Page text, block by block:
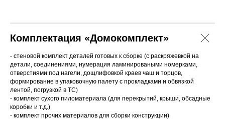
Комплектация «Домокомплект»
- стеновой комплект деталей готовых к сборке (с раскряжевкой на
детали, соединениями, нумерация ламинироваными номерками,
отверстиями под нагели, дощлифовкой краев чаш и торцов,
формирование в упаковочную палету с прокладками и обвязкой
лентой, погрузкой в ТС)
- комплект сухого пиломатериала (для перекрытий, крыши, обсадные
коробки и т.д.)
- комплект прочих материалов для сборки конструкции)
САМИ ПРОИЗВОДИМ,
САМИ МОНТИРУЕМ,
ДАЕМ ГАРАНТИЮ!